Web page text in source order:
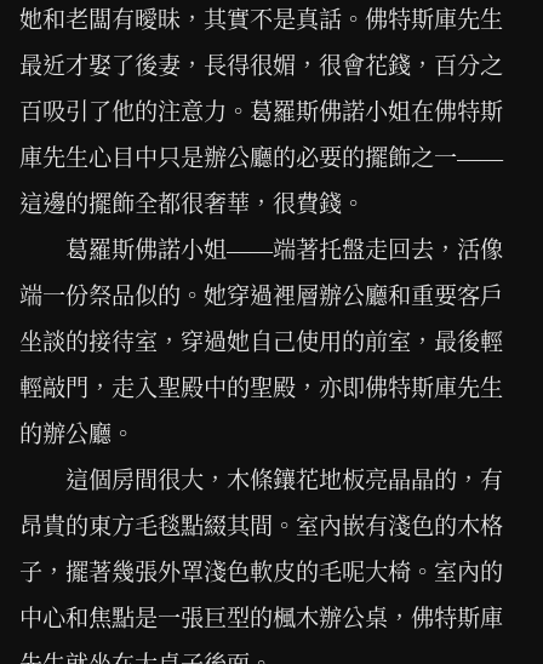
她和老闆有曖昧，其實不是真話。佛特斯庫先生
最近才娶了後妻，長得很媚，很會花錢，百分之
百吸引了他的注意力。葛羅斯佛諾小姐在佛特斯
庫先生心目中只是辦公廳的必要的擺飾之一——
這邊的擺飾全都很奢華，很費錢。
葛羅斯佛諾小姐——端著托盤走回去，活像
端一份祭品似的。她穿過裡層辦公廳和重要客戶
坐談的接待室，穿過她自己使用的前室，最後輕
輕敲門，走入聖殿中的聖殿，亦即佛特斯庫先生
的辦公廳。
這個房間很大，木條鑲花地板亮晶晶的，有
昂貴的東方毛毯點綴其間。室內嵌有淺色的木格
子，擺著幾張外罩淺色軟皮的毛呢大椅。室內的
中心和焦點是一張巨型的楓木辦公桌，佛特斯庫